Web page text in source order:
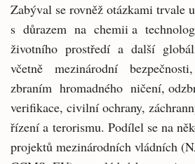
Zabýval se rovněž otázkami trvale
s důrazem na chemii a
životního prostředí a další
včetně mezinárodní
zbraním hromadného ničení,
verifikace, civilní ochrany,
řízení a terorismu. Podílel se na
projektů mezinárodních vládních